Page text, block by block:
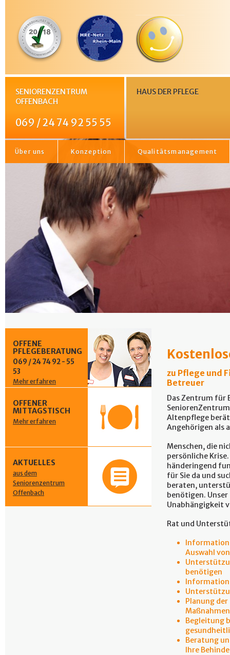
SENIORENZENTRUM
OFFENBACH
069 / 24 74 92 55 55
HAUS DER PFLEGE
Über uns Konzeption Qualitätsmanagement
OFFENE
PFLEGEBERATUNG
069 / 24 74 92 - 55
53
Mehr erfahren
OFFENER
MITTAGSTISCH
Mehr erfahren
AKTUELLES
aus dem
Seniorenzentrum
Offenbach
zu Pflege und
Betreuer
Das Zentrum für
Altenpflege
Angehörigen als
Menschen, die
persönliche
händeringend
für Sie da und
beraten,
benötigen.
Unabhängigkeit
Rat und
Information
Auswahl
benötigen
Planung
Begleitung
Beratung
Ihre